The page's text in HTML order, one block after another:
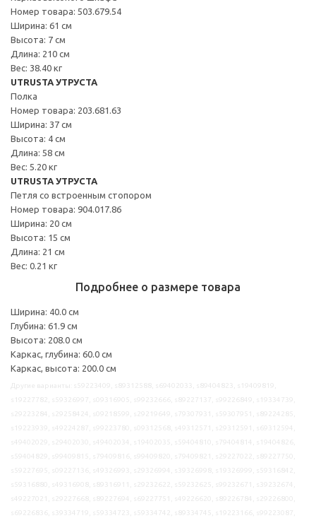
Номер товара: 503.679.54
Ширина: 61 см
Высота: 7 см
Длина: 210 см
Вес: 38.40 кг
UTRUSTA УТРУСТА
Полка
Номер товара: 203.681.63
Ширина: 37 см
Высота: 4 см
Длина: 58 см
Вес: 5.20 кг
UTRUSTA УТРУСТА
Петля со встроенным стопором
Номер товара: 904.017.86
Ширина: 20 см
Высота: 15 см
Длина: 21 см
Вес: 0.21 кг
Подробнее о размере товара
Ширина: 40.0 см
Глубина: 61.9 см
Высота: 208.0 см
Каркас, глубина: 60.0 см
Каркас, высота: 200.0 см